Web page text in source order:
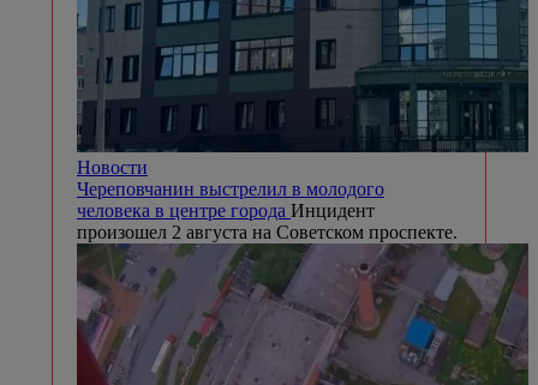
Новости
Череповчанин выстрелил в молодого
человека в центре города Инцидент
произошел 2 августа на Советском проспекте.